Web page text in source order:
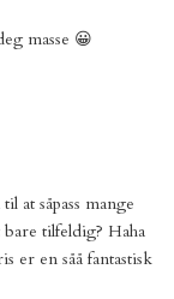
masse 😀
at såpass mange
tilfeldig? Haha
er en såå fantastisk